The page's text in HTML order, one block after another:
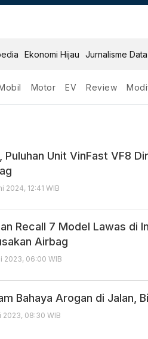
Ekonomi Hijau Jurnalisme Data
Motor EV Review
Puluhan Unit VinFast VF8
2024, 12:41 WIB
Recall 7 Model Lawas di
Airbag
2023, 06:00 WIB
Bahaya Arogan di Jalan,
2023, 08:30 WIB